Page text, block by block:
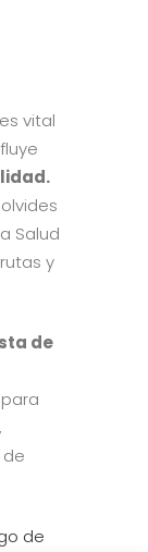
vital
Salud
y
de
de